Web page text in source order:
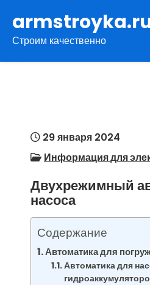
содержимому
Строим качественно
29 января 2024
Информация для
Двухрежимный
насоса
Содержание
Автоматика для
Автоматика для